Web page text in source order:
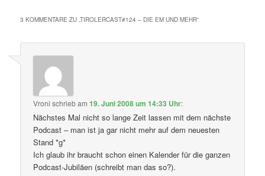
3 KOMMENTARE ZU „TIROLERCAST#124 – DIE EM UND MEHR“
Vroni schriebam19. Juni 2008 um 14:33 Uhr:
Nächstes Mal nicht so lange Zeit lassen mit dem nächste
Podcast – man ist ja gar nicht mehr auf dem neuesten
Stand *g*
Ich glaub ihr braucht schon einen Kalender für die ganzen
Podcast-Jubiläen (schreibt man das so?).